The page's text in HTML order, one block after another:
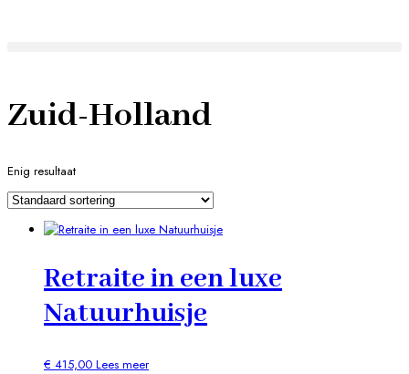
Zuid-Holland
Enig resultaat
Retraite in een luxe
Natuurhuisje
€ 415,00 Lees meer